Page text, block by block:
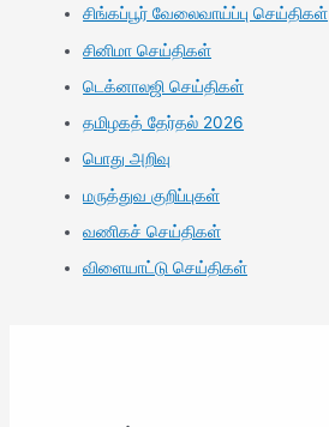
சிங்கப்பூர் வேலைவாய்ப்பு செய்திகள்
சினிமா செய்திகள்
டெக்னாலஜி செய்திகள்
தமிழகத் தேர்தல் 2026
பொது அறிவு
மருத்துவ குறிப்புகள்
வணிகச் செய்திகள்
விளையாட்டு செய்திகள்